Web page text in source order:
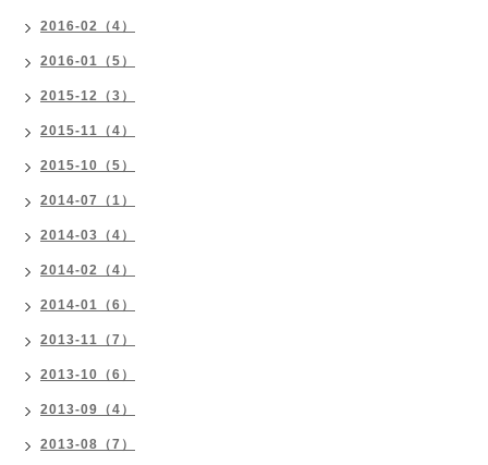
2016-02（4）
2016-01（5）
2015-12（3）
2015-11（4）
2015-10（5）
2014-07（1）
2014-03（4）
2014-02（4）
2014-01（6）
2013-11（7）
2013-10（6）
2013-09（4）
2013-08（7）